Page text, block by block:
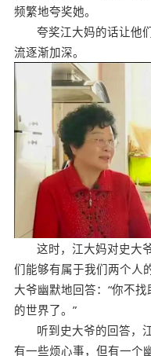
频繁地夸奖她。
夸奖江大妈的话让他
流逐渐加深。
这时，江大妈对史大
们能够有属于我们两个人
大爷幽默地回答：“你不
的世界了。”
听到史大爷的回答，
有一些烦心事，但有一个